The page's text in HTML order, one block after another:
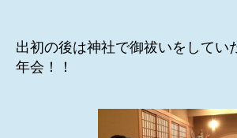
出初の後は神社で御祓いをしてい
年会！！